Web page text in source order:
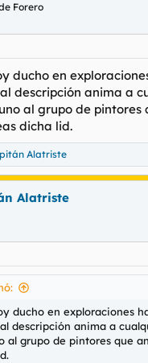
Forero
ducho en
descripción anima a
al grupo de pintores
dicha lid.
Alatriste
Alatriste
ducho en exploraciones
descripción anima a
al grupo de pintores que